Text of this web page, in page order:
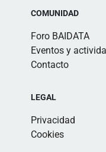
COMUNIDAD
Foro BAIDATA
Eventos y
Contacto
LEGAL
Privacidad
Cookies